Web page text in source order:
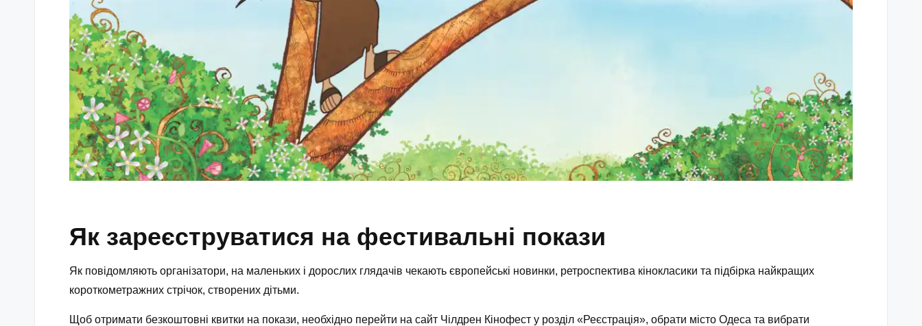
Як зареєструватися на фестивальні покази
Як повідомляють організатори, на маленьких і дорослих глядачів чекають європейські новинки, ретроспектива кінокласики та підбірка найкращих
короткометражних стрічок, створених дітьми.
Щоб отримати безкоштовні квитки на покази, необхідно перейти на сайт Чілдрен Кінофест у розділ «Реєстрація», обрати місто Одеса та вибрати